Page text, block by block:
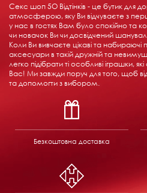
Секс шоп 5О Відтінків - це бутик для
атмосферою, яку Ви відчуваєте з
у нас в гостях Вам було спокійно та
чи новачок Ви чи досвідчений
Коли Ви вивчаєте цікаві та набираючі
аксесуари в такій дружній та
легко підібрати ті особливі іграшки,
Вас! Ми завжди поруч для того, щоб
та допомогти з вибором.
Безкоштовна доставка